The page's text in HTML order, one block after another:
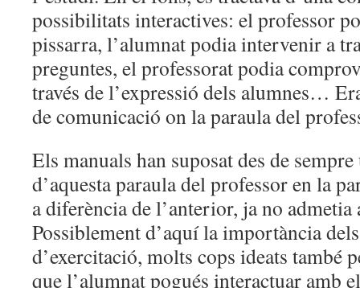
possibilitats interactives: el professor
pissarra, l’alumnat podia intervenir a
preguntes, el professorat podia
través de l’expressió dels alumnes…
de comunicació on la paraula del
Els manuals han suposat des de
d’aquesta paraula del professor en la
a diferència de l’anterior, ja no
Possiblement d’aquí la importància
d’exercitació, molts cops ideats també
que l’alumnat pogués interactuar amb